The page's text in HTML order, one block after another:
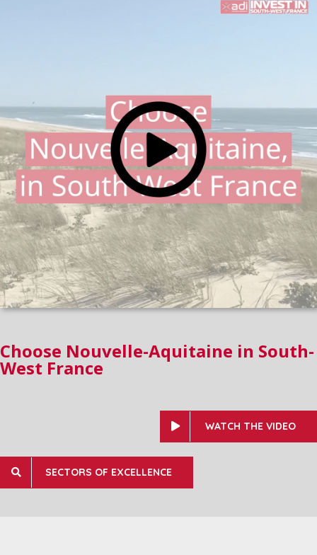
Choose Nouvelle-Aquitaine in South-
West France
WATCH THE VIDEO
SECTORS OF EXCELLENCE